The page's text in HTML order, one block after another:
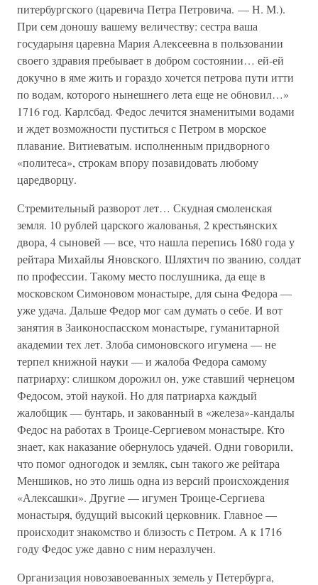
питербургского (царевича Петра Петровича. — Н. М.).
При сем доношу вашему величеству: сестра ваша
государыня царевна Мария Алексеевна в пользовании
своего здравия пребывает в добром состоянии… ей-ей
докучно в яме жить и гораздо хочется петрова пути итти
по водам, которого нынешнего лета еще не обновил…»
1716 год. Карлсбад. Федос лечится знаменитыми водами
и ждет возможности пуститься с Петром в морское
плавание. Витиеватым. исполненным придворного
«политеса», строкам впору позавидовать любому
царедворцу.
Стремительный разворот лет… Скудная смоленская
земля. 10 рублей царского жалованья, 2 крестьянских
двора, 4 сыновей — все, что нашла перепись 1680 года у
рейтара Михайлы Яновского. Шляхтич по званию, солдат
по профессии. Такому место послушника, да еще в
московском Симоновом монастыре, для сына Федора —
уже удача. Дальше Федор мог сам думать о себе. И вот
занятия в Заиконоспасском монастыре, гуманитарной
академии тех лет. Злоба симоновского игумена — не
терпел книжной науки — и жалоба Федора самому
патриарху: слишком дорожил он, уже ставший чернецом
Федосом, этой наукой. Но для патриарха каждый
жалобщик — бунтарь, и закованный в «железа»-кандалы
Федос на работах в Троице-Сергиевом монастыре. Кто
знает, как наказание обернулось удачей. Одни говорили,
что помог одногодок и земляк, сын такого же рейтара
Меншиков, но это лишь одна из версий происхождения
«Алексашки». Другие — игумен Троице-Сергиева
монастыря, будущий высокий церковник. Главное —
происходит знакомство и близость с Петром. А к 1716
году Федос уже давно с ним неразлучен.
Организация новозавоеванных земель у Петербурга,